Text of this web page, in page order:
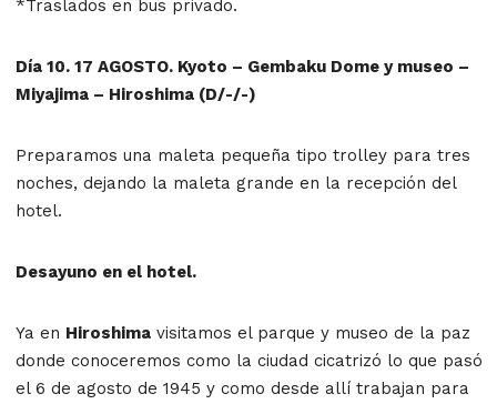
*Traslados en bus privado.
Día 10. 17 AGOSTO. Kyoto – Gembaku Dome y museo –
Miyajima – Hiroshima (D/-/-)
Preparamos una maleta pequeña tipo trolley para tres
noches, dejando la maleta grande en la recepción del
hotel.
Desayuno en el hotel.
Ya en Hiroshima visitamos el parque y museo de la paz
donde conoceremos como la ciudad cicatrizó lo que pasó
el 6 de agosto de 1945 y como desde allí trabajan para